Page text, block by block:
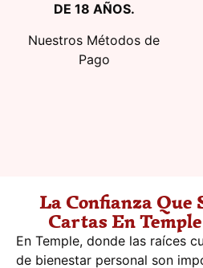
DE 18 AÑOS.
Nuestros Métodos de
Pago
La Confianza Que
Cartas En
En Temple, donde las raíces
de bienestar personal son